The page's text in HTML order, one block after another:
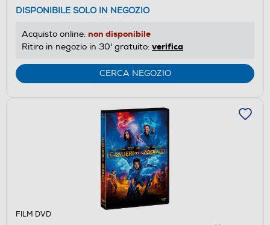
DISPONIBILE SOLO IN NEGOZIO
Acquisto online: non disponibile
Ritiro in negozio in 30' gratuito: verifica
CERCA NEGOZIO
FILM DVD